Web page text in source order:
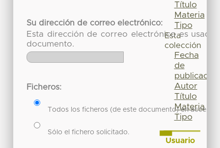
Su dirección de correo electrónico:
Esta dirección de correo electrónico es usada
documento.
Ficheros:
Todos los ficheros (de este documento) en acceso
Sólo el fichero solicitado.
Título
Materia
Tipo
Esta
colección
Fecha
de
publicación
Autor
Título
Materia
Tipo
Usuario